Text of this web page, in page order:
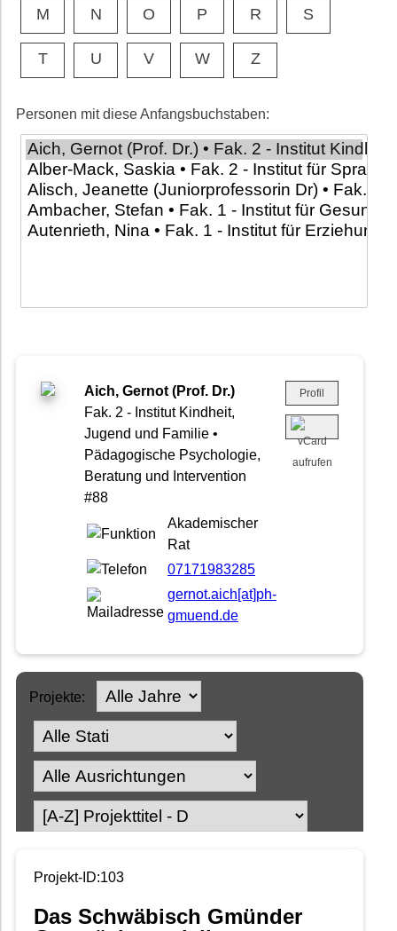
M N O P R S
T U V W Z
Personen mit diese Anfangsbuchstaben:
Aich, Gernot (Prof. Dr.)
Fak. 2 - Institut Kindheit,
Jugend und Familie •
Pädagogische Psychologie,
Beratung und Intervention
#88
Akademischer
Rat
07171983285
gernot.aich[at]ph-
gmuend.de
Profil
Projekte:
Projekt-ID:103
Das Schwäbisch Gmünder